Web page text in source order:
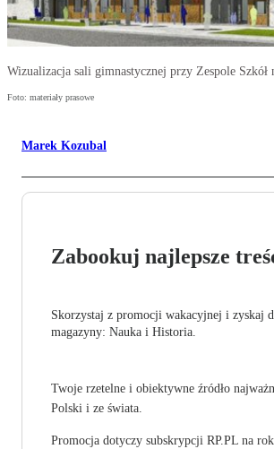
Wizualizacja sali gimnastycznej przy Zespole Szkół
Foto: materiały prasowe
Marek Kozubal
Zabookuj najlepsze
Skorzystaj z promocji wakacyjnej i zyskaj
magazyny: Nauka i Historia.
Twoje rzetelne i obiektywne źródło
Polski i ze świata.
Promocja dotyczy subskrypcji RP.PL na